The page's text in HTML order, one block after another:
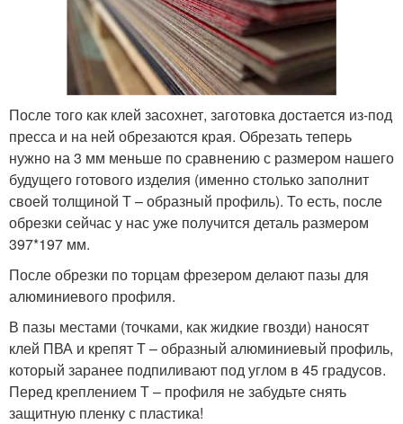
После того как клей засохнет, заготовка достается из-под
пресса и на ней обрезаются края. Обрезать теперь
нужно на 3 мм меньше по сравнению с размером нашего
будущего готового изделия (именно столько заполнит
своей толщиной Т – образный профиль). То есть, после
обрезки сейчас у нас уже получится деталь размером
397*197 мм.
После обрезки по торцам фрезером делают пазы для
алюминиевого профиля.
В пазы местами (точками, как жидкие гвозди) наносят
клей ПВА и крепят Т – образный алюминиевый профиль,
который заранее подпиливают под углом в 45 градусов.
Перед креплением Т – профиля не забудьте снять
защитную пленку с пластика!